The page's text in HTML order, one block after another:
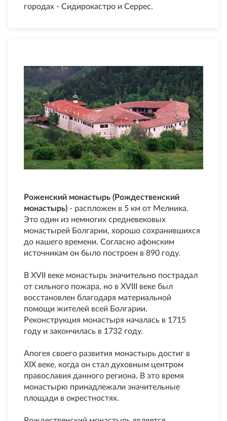
городах - Сидирокастро и Серрес.
Роженский монастырь (Рождественский
монастырь) - распложен в 5 км от Мелника.
Это один из немногих средневековых
монастырей Болгарии, хорошо сохранившихся
до нашего времени. Согласно афонским
источникам он было построен в 890 году.
В XVII веке монастырь значительно пострадал
от сильного пожара, но в XVIII веке был
восстановлен благодаря материальной
помощи жителей всей Болгарии.
Реконструкция монастыря началась в 1715
году и закончилась в 1732 году.
Апогея своего развития монастырь достиг в
XIX веке, когда он стал духовным центром
православия данного региона. В это время
монастырю принадлежали значительные
площади в окрестностях.